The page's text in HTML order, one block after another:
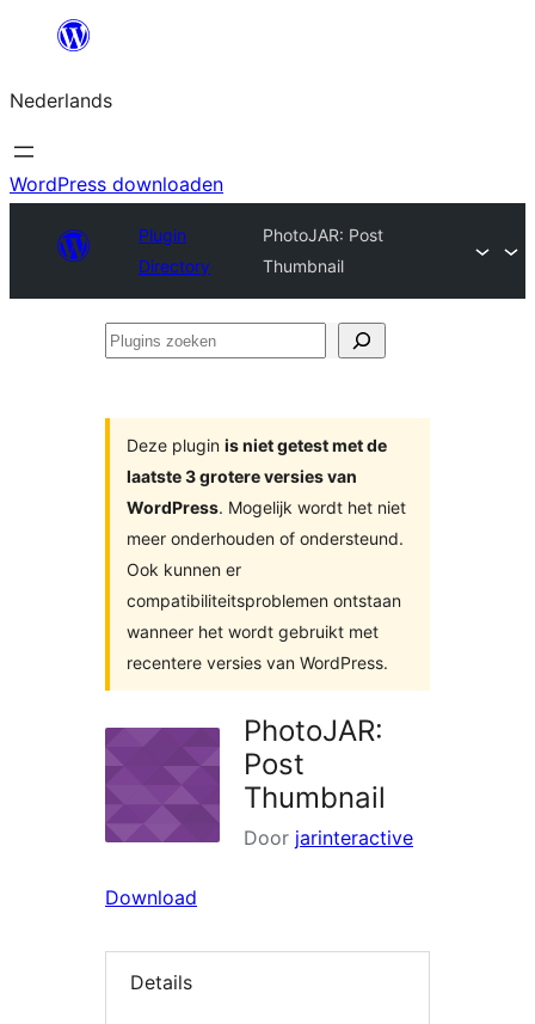
de
inhoud
Nederlands
WordPress downloaden
Plugin
Directory
PhotoJAR: Post
Thumbnail
Plugins
Deze plugin is niet getest met de
laatste 3 grotere versies van
WordPress. Mogelijk wordt het niet
meer onderhouden of ondersteund.
Ook kunnen er
compatibiliteitsproblemen ontstaan
wanneer het wordt gebruikt met
recentere versies van WordPress.
PhotoJAR:
Post
Thumbnail
Door jarinteractive
Download
Details